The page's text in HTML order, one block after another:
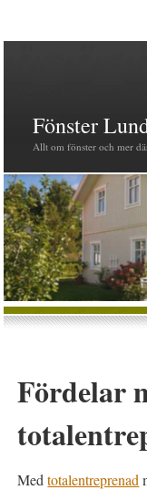
Fönster
Allt om fönster och mer
Fördelar
Medtotalentreprenad